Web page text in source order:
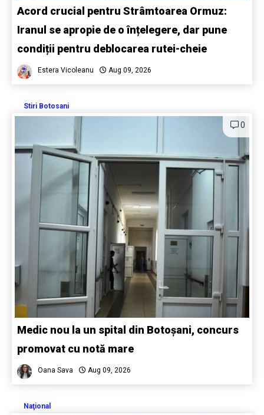
Acord crucial pentru Strâmtoarea Ormuz:
Iranul se apropie de o înțelegere, dar pune
condiții pentru deblocarea rutei-cheie
Estera Vicoleanu Aug 09, 2026
Stiri Botosani
0
Medic nou la un spital din Botoșani, concurs
promovat cu notă mare
Oana Sava Aug 09, 2026
Naţional